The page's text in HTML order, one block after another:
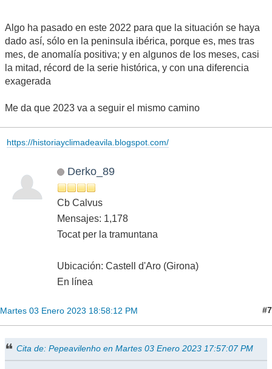
Algo ha pasado en este 2022 para que la situación se haya
dado así, sólo en la peninsula ibérica, porque es, mes tras
mes, de anomalía positiva; y en algunos de los meses, casi
la mitad, récord de la serie histórica, y con una diferencia
exagerada
Me da que 2023 va a seguir el mismo camino
https://historiayclimadeavila.blogspot.com/
Derko_89
Cb Calvus
Mensajes: 1,178
Tocat per la tramuntana
Ubicación: Castell d'Aro (Girona)
En línea
Martes 03 Enero 2023 18:58:12 PM #7
Cita de: Pepeavilenho en Martes 03 Enero 2023 17:57:07 PM